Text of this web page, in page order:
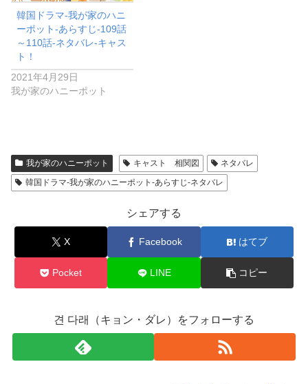
韓国ドラマ-我が家のハニ
ーポット-あらすじ-109話
～110話-ネタバレ-キャス
ト！
2021年4月29日
我が家のハニーポット
我が家のハニーポット キャスト 相関図
ネタバレ
韓国ドラマ-我が家のハニーポット-あらすじ-ネタバレ
シェアする
X Facebook はてブ
Pocket LINE コピー
견 다래（キョン・ダレ）をフォローする